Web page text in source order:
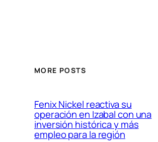
MORE POSTS
Fenix Nickel reactiva su
operación en Izabal con una
inversión histórica y más
empleo para la región